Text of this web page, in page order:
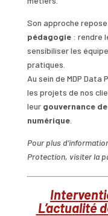
Son approche
pédagogie: rendre
sensibiliser les
pratiques.
Au sein de MDP
les projets de nos
leur gouvernance
numérique.
Pour plus
Protection, visiter la
L’actualité